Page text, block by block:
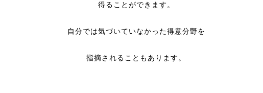
得ることができます。
自分では気づいていなかった得意分野を
指摘されることもあります。